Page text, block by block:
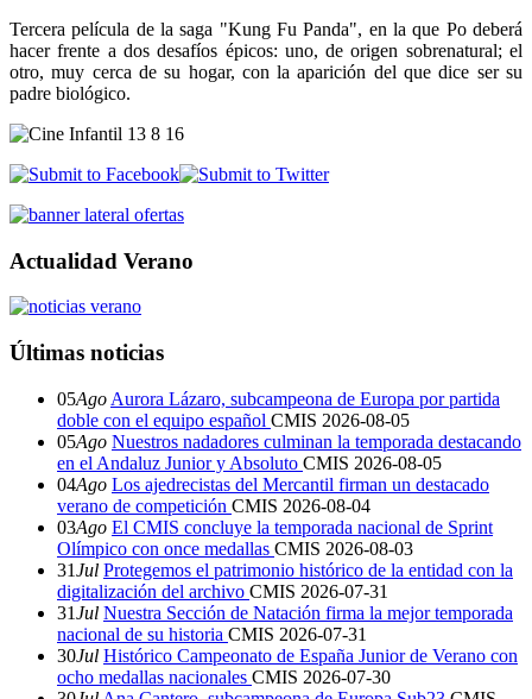
Tercera película de la saga "Kung Fu Panda", en la que Po deberá
hacer frente a dos desafíos épicos: uno, de origen sobrenatural; el
otro, muy cerca de su hogar, con la aparición del que dice ser su
padre biológico.
Actualidad Verano
Últimas noticias
05Ago Aurora Lázaro, subcampeona de Europa por partida
doble con el equipo español CMIS 2026-08-05
05Ago Nuestros nadadores culminan la temporada destacando
en el Andaluz Junior y Absoluto CMIS 2026-08-05
04Ago Los ajedrecistas del Mercantil firman un destacado
verano de competición CMIS 2026-08-04
03Ago El CMIS concluye la temporada nacional de Sprint
Olímpico con once medallas CMIS 2026-08-03
31Jul Protegemos el patrimonio histórico de la entidad con la
digitalización del archivo CMIS 2026-07-31
31Jul Nuestra Sección de Natación firma la mejor temporada
nacional de su historia CMIS 2026-07-31
30Jul Histórico Campeonato de España Junior de Verano con
ocho medallas nacionales CMIS 2026-07-30